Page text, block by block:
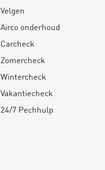
Velgen
Airco onderhoud
Carcheck
Zomercheck
Wintercheck
Vakantiecheck
24/7 Pechhulp